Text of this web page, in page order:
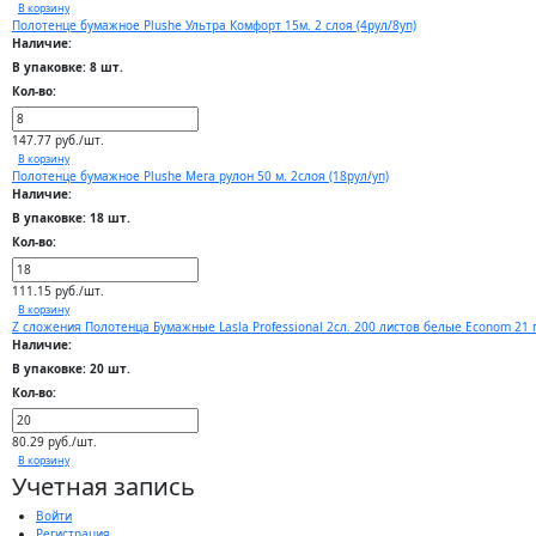
В корзину
Полотенце бумажное Plushe Ультра Комфорт 15м. 2 слоя (4рул/8уп)
Наличие:
В упаковке: 8 шт.
Кол-во:
147.77 руб./шт.
В корзину
Полотенце бумажное Plushe Мега рулон 50 м. 2слоя (18рул/уп)
Наличие:
В упаковке: 18 шт.
Кол-во:
111.15 руб./шт.
В корзину
Z сложения Полотенца Бумажные Lasla Professional 2сл. 200 листов белые Econom 21
Наличие:
В упаковке: 20 шт.
Кол-во:
80.29 руб./шт.
В корзину
Учетная запись
Войти